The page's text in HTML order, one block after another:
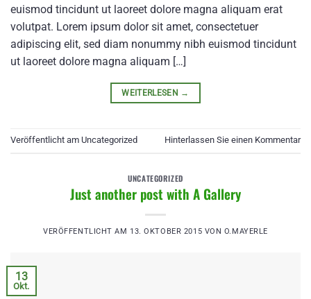
euismod tincidunt ut laoreet dolore magna aliquam erat
volutpat. Lorem ipsum dolor sit amet, consectetuer
adipiscing elit, sed diam nonummy nibh euismod tincidunt
ut laoreet dolore magna aliquam […]
WEITERLESEN →
Veröffentlicht am Uncategorized Hinterlassen Sie einen Kommentar
UNCATEGORIZED
Just another post with A Gallery
VERÖFFENTLICHT AM 13. OKTOBER 2015 VON O.MAYERLE
13
Okt.